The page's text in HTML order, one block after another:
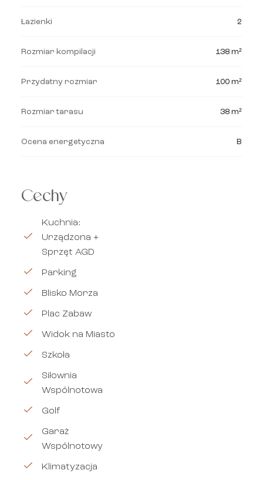
Łazienki 2
Rozmiar kompilacji 138 m²
Przydatny rozmiar 100 m²
Rozmiar tarasu 38 m²
Ocena energetyczna B
Cechy
Kuchnia:
Urządzona +
Sprzęt AGD
Parking
Blisko Morza
Plac Zabaw
Widok na Miasto
Szkoła
Siłownia
Wspólnotowa
Golf
Garaż
Wspólnotowy
Klimatyzacja